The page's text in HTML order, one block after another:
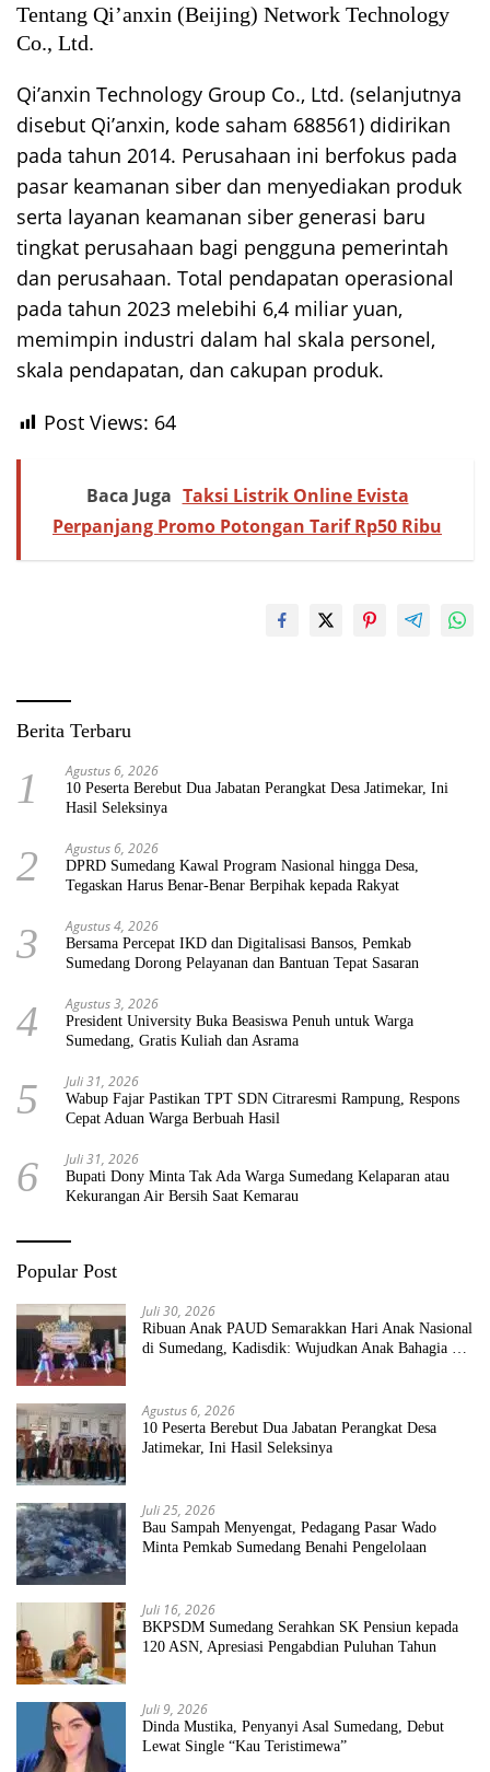
Tentang Qi’anxin (Beijing) Network Technology
Co., Ltd.
Qi’anxin Technology Group Co., Ltd. (selanjutnya
disebut Qi’anxin, kode saham 688561) didirikan
pada tahun 2014. Perusahaan ini berfokus pada
pasar keamanan siber dan menyediakan produk
serta layanan keamanan siber generasi baru
tingkat perusahaan bagi pengguna pemerintah
dan perusahaan. Total pendapatan operasional
pada tahun 2023 melebihi 6,4 miliar yuan,
memimpin industri dalam hal skala personel,
skala pendapatan, dan cakupan produk.
Post Views: 64
Baca Juga Taksi Listrik Online Evista
Perpanjang Promo Potongan Tarif Rp50 Ribu
Berita Terbaru
1 Agustus 6, 2026
10 Peserta Berebut Dua Jabatan Perangkat Desa Jatimekar, Ini
Hasil Seleksinya
2 Agustus 6, 2026
DPRD Sumedang Kawal Program Nasional hingga Desa,
Tegaskan Harus Benar-Benar Berpihak kepada Rakyat
3 Agustus 4, 2026
Bersama Percepat IKD dan Digitalisasi Bansos, Pemkab
Sumedang Dorong Pelayanan dan Bantuan Tepat Sasaran
4 Agustus 3, 2026
President University Buka Beasiswa Penuh untuk Warga
Sumedang, Gratis Kuliah dan Asrama
5 Juli 31, 2026
Wabup Fajar Pastikan TPT SDN Citraresmi Rampung, Respons
Cepat Aduan Warga Berbuah Hasil
6 Juli 31, 2026
Bupati Dony Minta Tak Ada Warga Sumedang Kelaparan atau
Kekurangan Air Bersih Saat Kemarau
Popular Post
Juli 30, 2026
Ribuan Anak PAUD Semarakkan Hari Anak Nasional
di Sumedang, Kadisdik: Wujudkan Anak Bahagia dan
Agustus 6, 2026
10 Peserta Berebut Dua Jabatan Perangkat Desa
Jatimekar, Ini Hasil Seleksinya
Juli 25, 2026
Bau Sampah Menyengat, Pedagang Pasar Wado
Minta Pemkab Sumedang Benahi Pengelolaan
Juli 16, 2026
BKPSDM Sumedang Serahkan SK Pensiun kepada
120 ASN, Apresiasi Pengabdian Puluhan Tahun
Juli 9, 2026
Dinda Mustika, Penyanyi Asal Sumedang, Debut
Lewat Single “Kau Teristimewa”